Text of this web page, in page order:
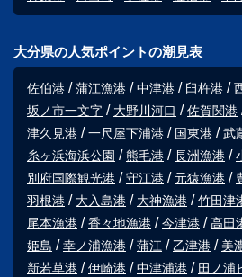
大分県の人気ポイントの潮見表
佐伯港 蒲江漁港 中津港 臼杵港
坂ノ市一文字
大野川河口 佐賀関港
津久見港
一尺屋下浦港 国東港 武
糸ヶ浜海浜公園
熊毛港 長洲漁港
別府国際観光港
守江港 元猿漁港
羽根港
大入島港 大神漁港 竹田津
尾本漁港
香々地漁港 今津港 高田
姫島
幸ノ浦漁港 蒲江 乙津港 美
新若草港
伊崎港 中津浦港 田ノ浦